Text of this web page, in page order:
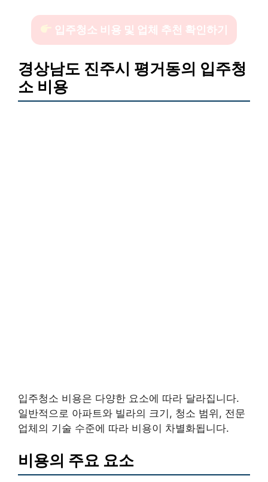
입주청소 비용 및 업체 추천 확인하기
경상남도 진주시 평거동의 입주청
소 비용
입주청소 비용은 다양한 요소에 따라 달라집니다.
일반적으로 아파트와 빌라의 크기, 청소 범위, 전문
업체의 기술 수준에 따라 비용이 차별화됩니다.
비용의 주요 요소